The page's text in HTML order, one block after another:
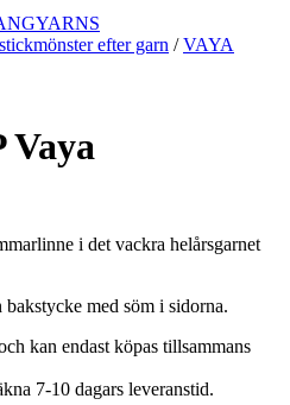
efter garn /VAYA
Vaya
i det vackra helårsgarnet
med söm i sidorna.
kan endast köpas tillsammans
7-10 dagars leveranstid.